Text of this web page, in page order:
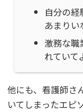
自分の
あまりい
激務な職
れていて
他にも、看護師さ
いてしまったエピ